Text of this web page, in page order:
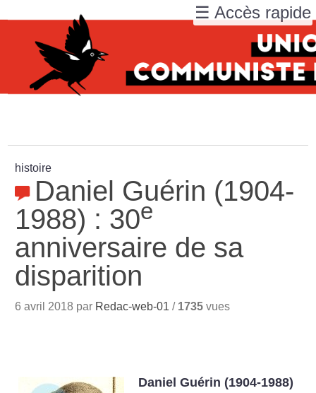
histoire
Daniel Guérin (1904-
1988) : 30e
anniversaire de sa
disparition
6 avril 2018 par Redac-web-01 / 1735 vues
Daniel Guérin (1904-1988)
☰ Accès rapide